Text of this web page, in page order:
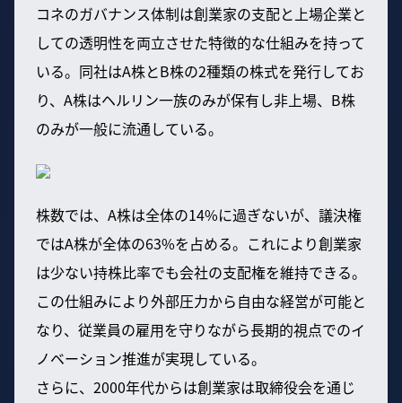
コネのガバナンス体制は創業家の支配と上場企業と
しての透明性を両立させた特徴的な仕組みを持って
いる。同社はA株とB株の2種類の株式を発行してお
り、A株はヘルリン一族のみが保有し非上場、B株
のみが一般に流通している。
株数では、A株は全体の14%に過ぎないが、議決権
ではA株が全体の63%を占める。これにより創業家
は少ない持株比率でも会社の支配権を維持できる。
この仕組みにより外部圧力から自由な経営が可能と
なり、従業員の雇用を守りながら長期的視点でのイ
ノベーション推進が実現している。
さらに、2000年代からは創業家は取締役会を通じ